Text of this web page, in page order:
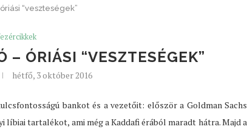
“veszteségek”
– ÓRIÁSI “VESZTESÉGEK”
hétfő, 3 október 2016
bankot és a vezetőit: először a Goldman Sachs
tartalékot, ami még a Kaddafi érából maradt hátra. Majd a